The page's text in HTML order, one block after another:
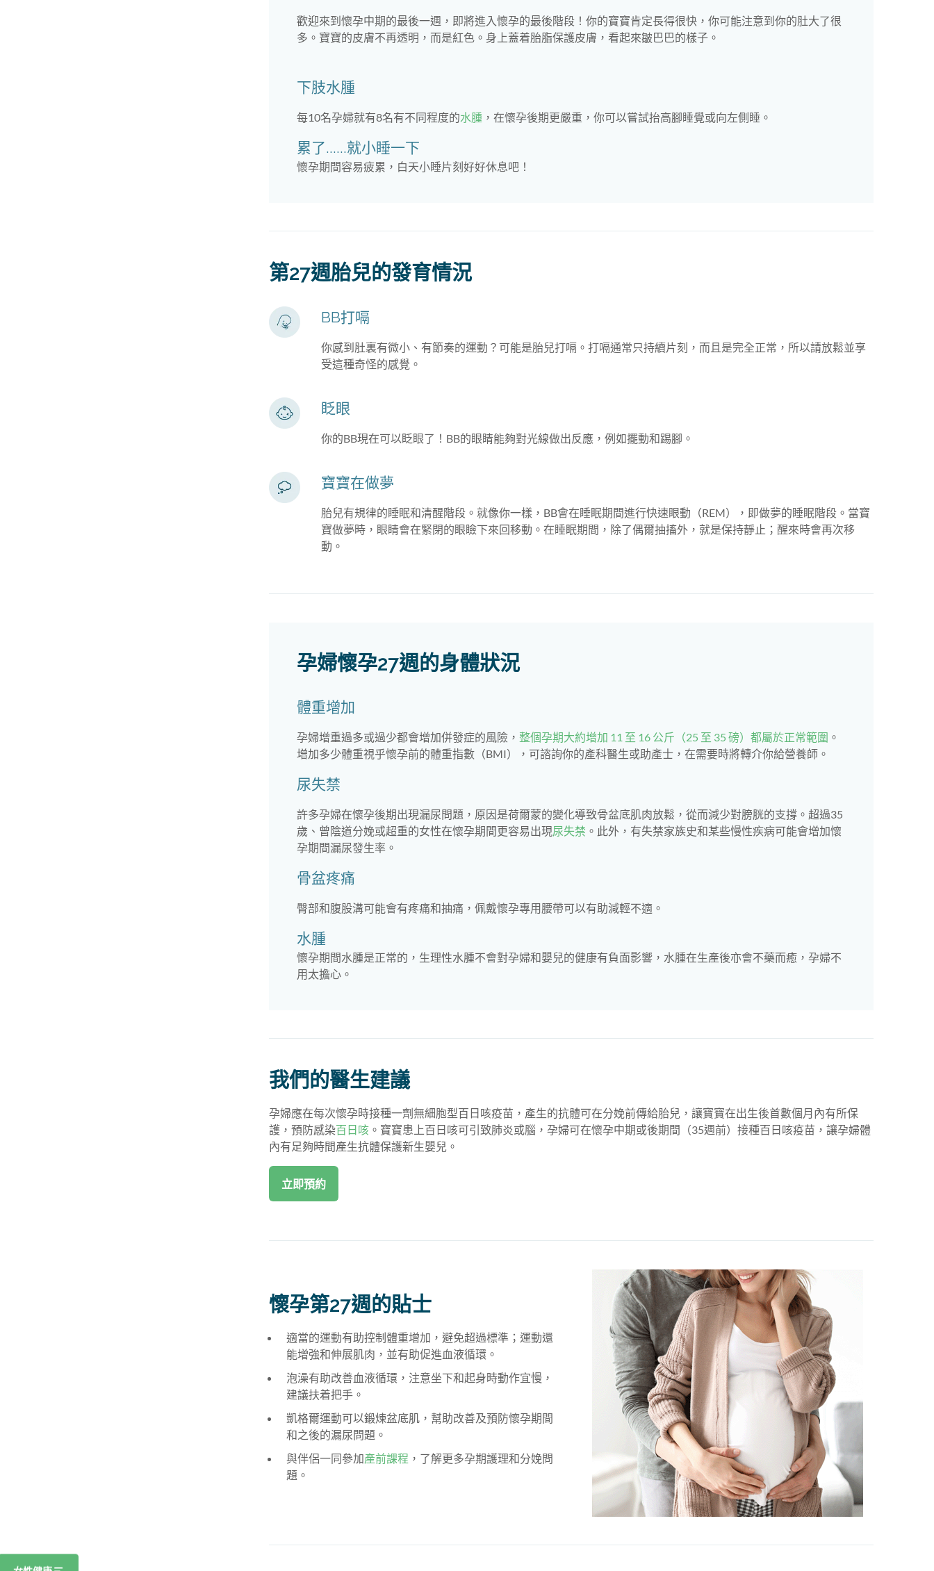
歡迎來到懷孕中期的最後一週，即將進入懷孕的最後階段！你的寶寶肯定長得很快，你可能注意到你的肚大了很
多。寶寶的皮膚不再透明，而是紅色。身上蓋着胎脂保護皮膚，看起來皺巴巴的樣子。
下肢水腫
每10名孕婦就有8名有不同程度的水腫 ，在懷孕後期更嚴重，你可以嘗試抬高腳睡覺或向左側睡。
累了......就小睡一下
懷孕期間容易疲累，白天小睡片刻好好休息吧！
第27週胎兒的發育情況
BB打嗝
你感到肚裏有微小、有節奏的運動？可能是胎兒打嗝。打嗝通常只持續片刻，而且是完全正常，所以請放鬆並享
受這種奇怪的感覺。
眨眼
你的BB現在可以眨眼了！BB的眼睛能夠對光線做出反應，例如擺動和踢腳。
寶寶在做夢
胎兒有規律的睡眠和清醒階段。就像你一樣，BB會在睡眠期間進行快速眼動（REM），即做夢的睡眠階段。當寶
寶做夢時，眼睛會在緊閉的眼瞼下來回移動。在睡眠期間，除了偶爾抽搐外，就是保持靜止；醒來時會再次移
動。
孕婦懷孕27週的身體狀況
體重增加
孕婦增重過多或過少都會增加併發症的風險， 整個孕期大約增加 11 至 16 公斤（25 至 35 磅）都屬於正常範圍 。
增加多少體重視乎懷孕前的體重指數（BMI），可諮詢你的產科醫生或助產士，在需要時將轉介你給營養師。
尿失禁
許多孕婦在懷孕後期出現漏尿問題，原因是荷爾蒙的變化導致骨盆底肌肉放鬆，從而減少對膀胱的支撐。超過35
歲、曾陰道分娩或超重的女性在懷孕期間更容易出現尿失禁 。此外，有失禁家族史和某些慢性疾病可能會增加懷
孕期間漏尿發生率。
骨盆疼痛
臀部和腹股溝可能會有疼痛和抽痛，佩戴懷孕專用腰帶可以有助減輕不適。
水腫
懷孕期間水腫是正常的，生理性水腫不會對孕婦和嬰兒的健康有負面影響，水腫在生產後亦會不藥而癒，孕婦不
用太擔心。
我們的醫生建議
孕婦應在每次懷孕時接種一劑無細胞型百日咳疫苗，產生的抗體可在分娩前傳給胎兒，讓寶寶在出生後首數個月內有所保
護，預防感染百日咳 。寶寶患上百日咳可引致肺炎或腦，孕婦可在懷孕中期或後期間（35週前）接種百日咳疫苗，讓孕婦體
內有足夠時間產生抗體保護新生嬰兒。
立即預約
懷孕第27週的貼士
適當的運動有助控制體重增加，避免超過標準；運動還
能增強和伸展肌肉，並有助促進血液循環。
泡澡有助改善血液循環，注意坐下和起身時動作宜慢，
建議扶着把手。
凱格爾運動可以鍛煉盆底肌，幫助改善及預防懷孕期間
和之後的漏尿問題。
與伴侶一同參加產前課程 ，了解更多孕期護理和分娩問
題。